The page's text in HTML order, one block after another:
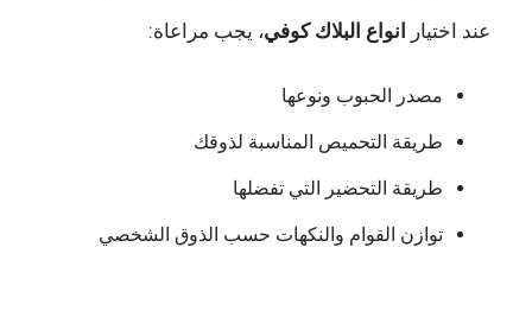
عند اختيار انواع البلاك كوفي، يجب مراعاة:
مصدر الحبوب ونوعها
طريقة التحميص المناسبة لذوقك
طريقة التحضير التي تفضلها
توازن القوام والنكهات حسب الذوق الشخصي